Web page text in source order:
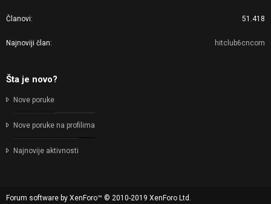
Članovi 51.418
Najnoviji član hitclub6cncom
Šta je novo?
Nove poruke
Nove poruke na profilima
Najnovije aktivnosti
Forum software by XenForo™ © 2010-2019 XenForo Ltd.